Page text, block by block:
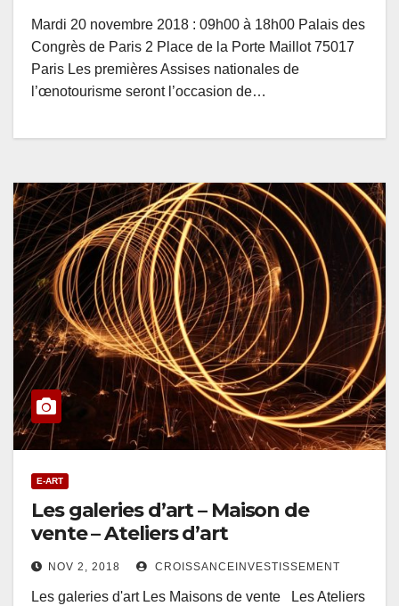
Mardi 20 novembre 2018 : 09h00 à 18h00 Palais des
Congrès de Paris 2 Place de la Porte Maillot 75017
Paris Les premières Assises nationales de
l’œnotourisme seront l’occasion de…
E-ART
Les galeries d’art – Maison de
vente – Ateliers d’art
NOV 2, 2018 CROISSANCEINVESTISSEMENT
Les galeries d'art Les Maisons de vente Les Ateliers